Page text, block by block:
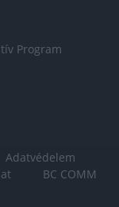
Program
Adatvédelem
BC COMM